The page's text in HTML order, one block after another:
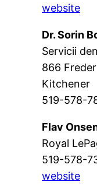
website
Dr. Sorin
Servicii
866
Kitchener
519-578-
Flav
Royal
519-578-
website